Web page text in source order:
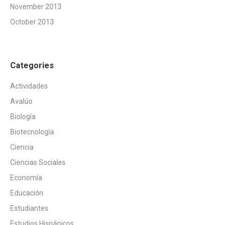
November 2013
October 2013
Categories
Actividades
Avalúo
Biología
Biotecnología
Ciencia
Ciencias Sociales
Economía
Educación
Estudiantes